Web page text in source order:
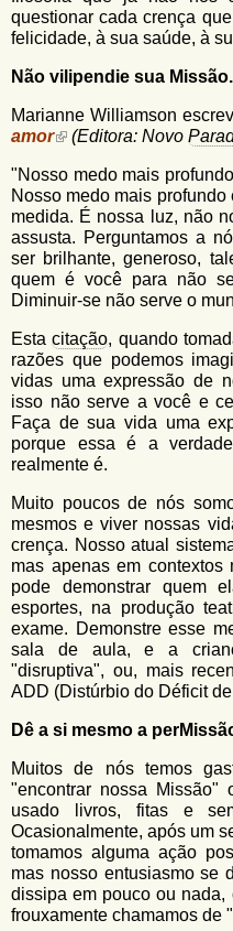
questionar cada crença
felicidade, à sua saúde, à
Não vilipendie sua Missão.
Marianne Williamson
amor
(Editora: Novo
"Nosso medo mais
Nosso medo mais
medida. É nossa luz, não
assusta. Perguntamos a
ser brilhante, generoso,
quem é você para não
Diminuir-se não serve o
Estacitação, quando
razões que podemos
vidas uma expressão de
isso não serve a você e
Faça de sua vida uma
porque essa é a
realmente é.
Muito poucos de nós
mesmos e viver nossas
crença. Nosso atual
mas apenas em contextos
pode demonstrar quem
esportes, na produção
exame. Demonstre esse
sala de aula, e a
"disruptiva", ou, mais
ADD (Distúrbio do Déficit
Dê a si mesmo a
Muitos de nós temos
"encontrar nossa
usado livros, fitas e
Ocasionalmente, após um
tomamos alguma ação
mas nosso entusiasmo se
dissipa em pouco ou
frouxamente chamamos de